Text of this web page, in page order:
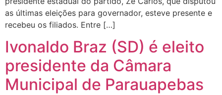
as últimas eleições para governador, esteve presente e
recebeu os filiados. Entre […]
Ivonaldo Braz (SD) é eleito
presidente da Câmara
Municipal de Parauapebas